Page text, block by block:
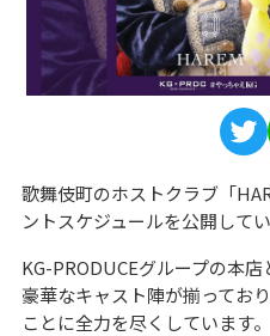
歌舞伎町のホストクラブ「
ントスケジュールを公開して
KG-PRODUCEグループの本店
豪華なキャスト陣が揃ってお
ことに全力を尽くしています。